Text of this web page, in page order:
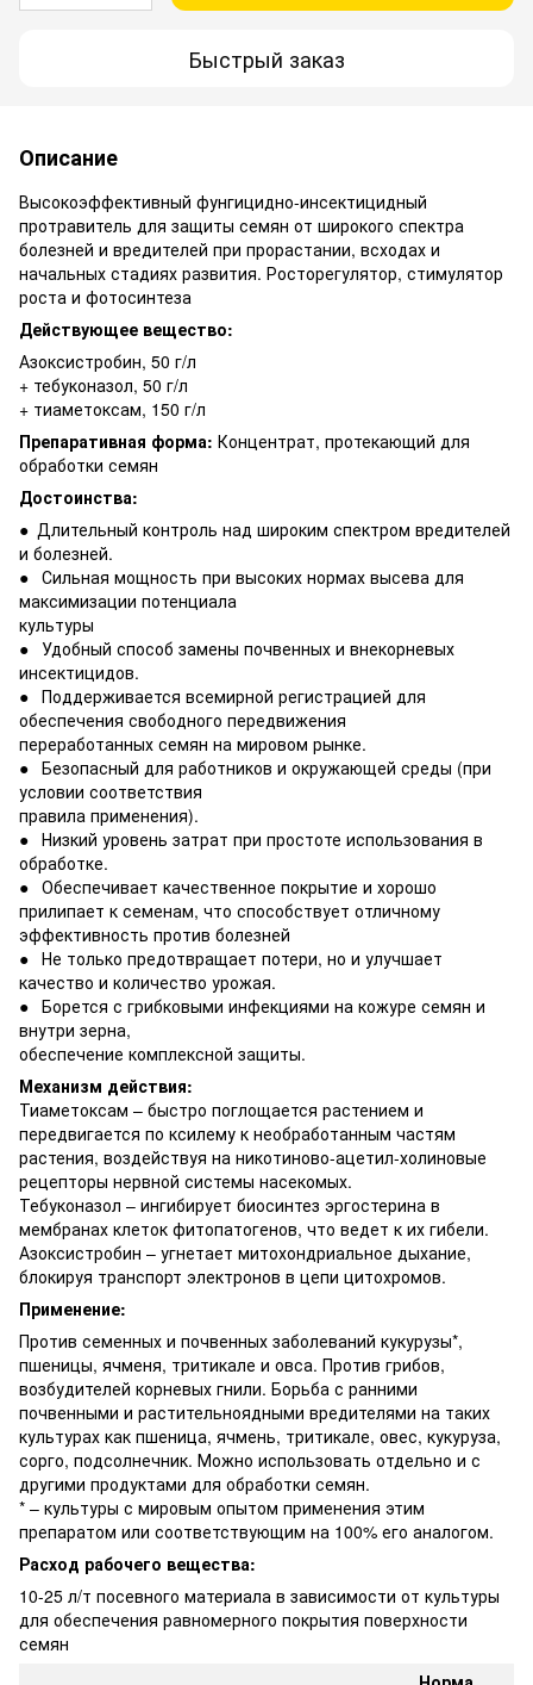
Быстрый заказ
Описание
Высокоэффективный фунгицидно-инсектицидный
протравитель для защиты семян от широкого спектра
болезней и вредителей при прорастании, всходах и
начальных стадиях развития. Росторегулятор, стимулятор
роста и фотосинтеза
Действующее вещество:
Азоксистробин, 50 г/л
+ тебуконазол, 50 г/л
+ тиаметоксам, 150 г/л
Препаративная форма: Концентрат, протекающий для
обработки семян
Достоинства:
● Длительный контроль над широким спектром вредителей
и болезней.
● Сильная мощность при высоких нормах высева для
максимизации потенциала
культуры
● Удобный способ замены почвенных и внекорневых
инсектицидов.
● Поддерживается всемирной регистрацией для
обеспечения свободного передвижения
переработанных семян на мировом рынке.
● Безопасный для работников и окружающей среды (при
условии соответствия
правила применения).
● Низкий уровень затрат при простоте использования в
обработке.
● Обеспечивает качественное покрытие и хорошо
прилипает к семенам, что способствует отличному
эффективность против болезней
● Не только предотвращает потери, но и улучшает
качество и количество урожая.
● Борется с грибковыми инфекциями на кожуре семян и
внутри зерна,
обеспечение комплексной защиты.
Механизм действия:
Тиаметоксам – быстро поглощается растением и
передвигается по ксилему к необработанным частям
растения, воздействуя на никотиново-ацетил-холиновые
рецепторы нервной системы насекомых.
Тебуконазол – ингибирует биосинтез эргостерина в
мембранах клеток фитопатогенов, что ведет к их гибели.
Азоксистробин – угнетает митохондриальное дыхание,
блокируя транспорт электронов в цепи цитохромов.
Применение:
Против семенных и почвенных заболеваний кукурузы*,
пшеницы, ячменя, тритикале и овса. Против грибов,
возбудителей корневых гнили. Борьба с ранними
почвенными и растительноядными вредителями на таких
культурах как пшеница, ячмень, тритикале, овес, кукуруза,
сорго, подсолнечник. Можно использовать отдельно и с
другими продуктами для обработки семян.
* – культуры с мировым опытом применения этим
препаратом или соответствующим на 100% его аналогом.
Расход рабочего вещества:
10-25 л/т посевного материала в зависимости от культуры
для обеспечения равномерного покрытия поверхности
семян